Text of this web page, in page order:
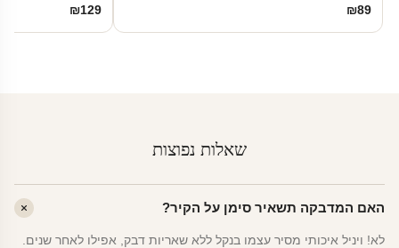
₪89
₪129
שאלות נפוצות
האם המדבקה תשאיר סימן על הקיר?
לא! ויניל איכותי מסיר עצמו בנקל ללא שאריות דבק, אפילו לאחר שנים.